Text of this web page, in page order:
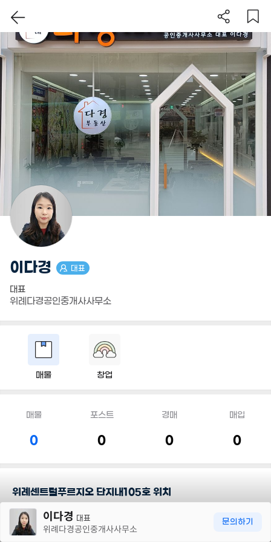
이다경 대표
대표
위례다경공인중개사사무소
매물 창업
매물
0
포스트
0
경매
0
매입
0
위례센트럴푸르지오 단지내105호 위치
담당지역이다경 대표
위례다경공인중개사사무소
문의하기
이 지역 보기